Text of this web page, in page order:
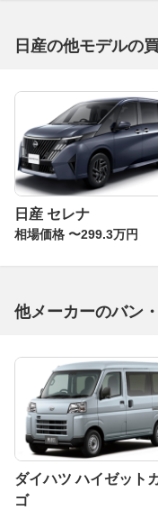
日産の他モデルの
日産 セレナ
相場価格 〜299.3万円
他メーカーのバン
ダイハツ ハイゼット
ゴ